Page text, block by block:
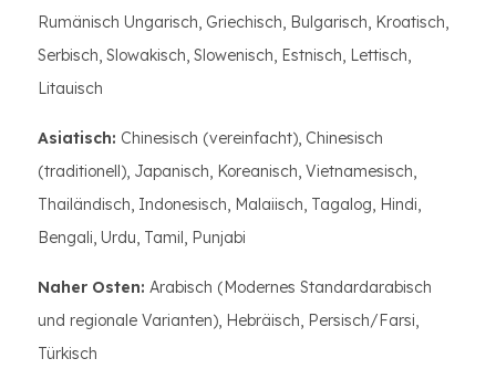
Rumänisch Ungarisch, Griechisch, Bulgarisch, Kroatisch,
Serbisch, Slowakisch, Slowenisch, Estnisch, Lettisch,
Litauisch
Asiatisch: Chinesisch (vereinfacht), Chinesisch
(traditionell), Japanisch, Koreanisch, Vietnamesisch,
Thailändisch, Indonesisch, Malaiisch, Tagalog, Hindi,
Bengali, Urdu, Tamil, Punjabi
Naher Osten: Arabisch (Modernes Standardarabisch
und regionale Varianten), Hebräisch, Persisch/Farsi,
Türkisch